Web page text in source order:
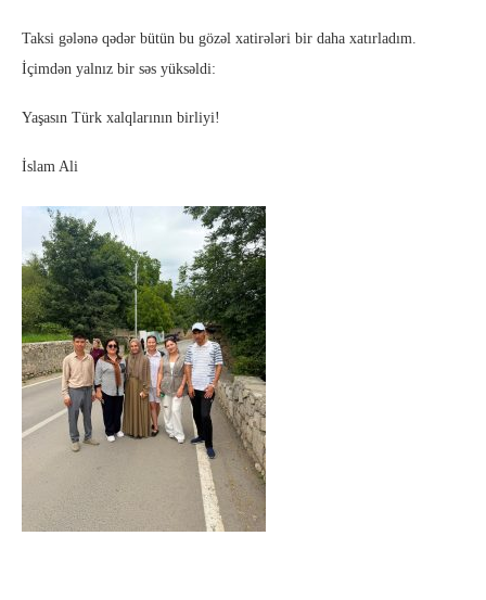
Taksi gələnə qədər bütün bu gözəl xatirələri bir daha xatırladım.
İçimdən yalnız bir səs yüksəldi:
Yaşasın Türk xalqlarının birliyi!
İslam Ali